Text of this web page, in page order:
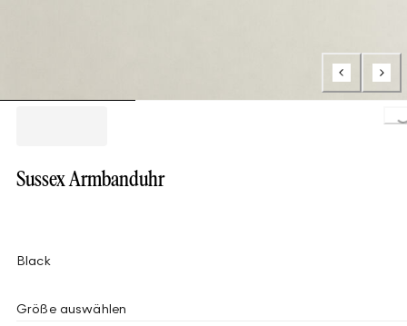
Sussex Armbanduhr
Black
Größe auswählen